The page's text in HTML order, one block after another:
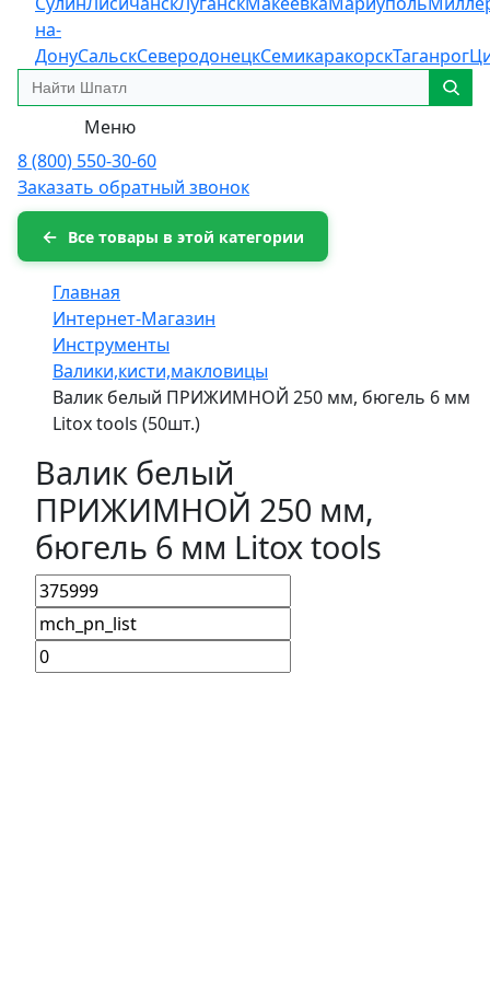
на-
ДонуСальскСеверодонецкСемикаракорскТаганрог
Меню
8 (800) 550-30-60
Заказать обратный звонок
Все товары в этой категории
Главная
Интернет-Магазин
Инструменты
Валики,кисти,макловицы
Валик белый ПРИЖИМНОЙ 250 мм, бюгель 6 мм
Litox tools (50шт.)
Валик белый
ПРИЖИМНОЙ 250 мм,
бюгель 6 мм Litox tools